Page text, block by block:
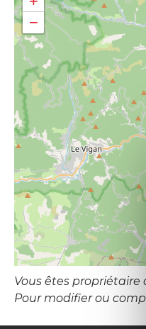
−
Vous êtes propriétaire
Pour modifier ou